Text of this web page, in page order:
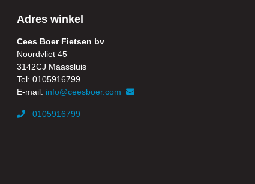
Adres winkel
Cees Boer Fietsen bv
Noordvliet 45
3142CJ Maassluis
Tel: 0105916799
E-mail: info@ceesboer.com
0105916799